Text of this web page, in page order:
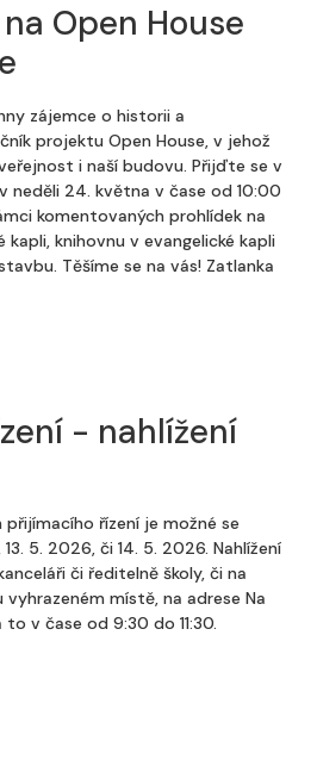
Open House
zájemce o historii a
projektu Open House, v jehož
i naší budovu. Přijďte se v
neděli 24. května v čase od 10:00
komentovaných prohlídek na
knihovnu v evangelické kapli
Těšíme se na vás! Zatlanka
- nahlížení
řízení je možné se
5. 2026, či 14. 5. 2026. Nahlížení
či ředitelně školy, či na
místě, na adrese Na
to v čase od 9:30 do 11:30.